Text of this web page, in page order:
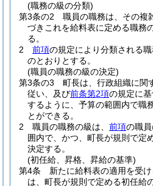
(職務の級の分類)
第3条の2
職員の職務は、その複
づきこれを給料表に定める職務
る。
2
前項の規定により分類される職
のとおりとする。
(職員の職務の級の決定)
第3条の3
町長は、行政組織に関
従い、及び前条第2項の規定に
するように、予算の範囲内で職
とができる。
2
職員の職務の級は、 前項の職
囲内で、かつ、町長が規則で定
決定する。
(初任給、昇格、昇給の基準)
第4条
新たに給料表の適用を受
は、町長が規則で定める初任給